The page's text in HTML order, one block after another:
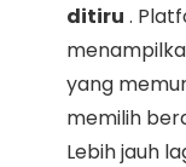
ditiru .
yang
memilih
Lebih jauh